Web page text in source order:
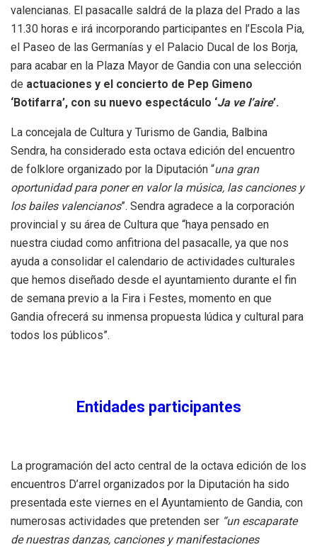
valencianas. El pasacalle saldrá de la plaza del Prado a las
11.30 horas e irá incorporando participantes en l’Escola Pia,
el Paseo de las Germanías y el Palacio Ducal de los Borja,
para acabar en la Plaza Mayor de Gandia con una selección
de actuaciones y el concierto de Pep Gimeno
‘Botifarra’, con su nuevo espectáculo ‘Ja ve l’aire’.
La concejala de Cultura y Turismo de Gandia, Balbina
Sendra, ha considerado esta octava edición del encuentro
de folklore organizado por la Diputación “una gran
oportunidad para poner en valor la música, las canciones y
los bailes valencianos”. Sendra agradece a la corporación
provincial y su área de Cultura que “haya pensado en
nuestra ciudad como anfitriona del pasacalle, ya que nos
ayuda a consolidar el calendario de actividades culturales
que hemos diseñado desde el ayuntamiento durante el fin
de semana previo a la Fira i Festes, momento en que
Gandia ofrecerá su inmensa propuesta lúdica y cultural para
todos los públicos”.
Entidades participantes
La programación del acto central de la octava edición de los
encuentros D’arrel organizados por la Diputación ha sido
presentada este viernes en el Ayuntamiento de Gandia, con
numerosas actividades que pretenden ser “un escaparate
de nuestras danzas, canciones y manifestaciones